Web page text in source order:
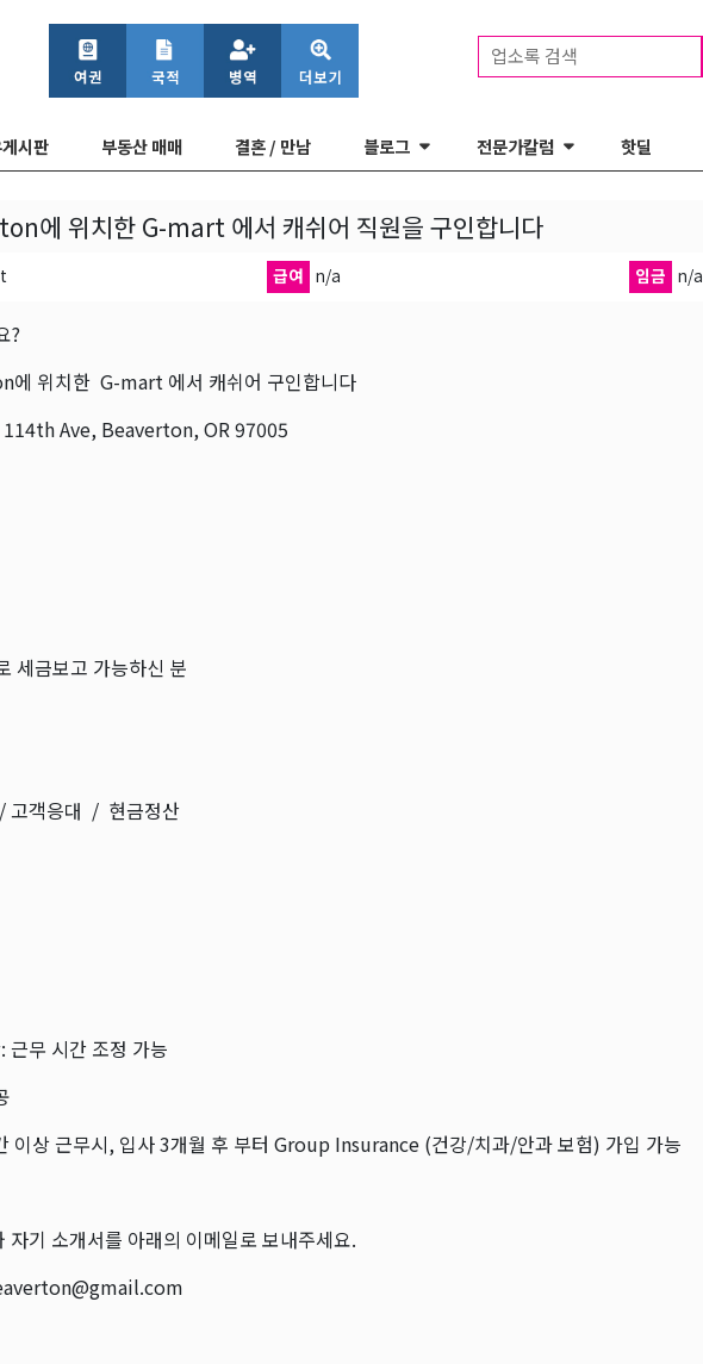
업소록 검색
시판 부동산 매매 결혼 / 만남 블로그 전문가칼럼 핫딜
에 위치한 G-mart 에서 캐쉬어 직원을 구인합니다
급여 n/a 임금 n/a
?
에 위치한 G-mart 에서 캐쉬어 구인합니다
Ave, Beaverton, OR 97005
세금보고 가능하신 분
고객응대 / 현금정산
근무 시간 조정 가능
이상 근무시, 입사 3개월 후 부터 Group Insurance (건강/치과/안과 보험) 가입 가능
자기 소개서를 아래의 이메일로 보내주세요.